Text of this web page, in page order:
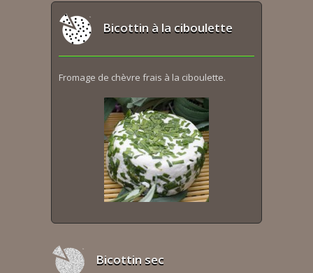
Bicottin à la ciboulette
Fromage de chèvre frais à la ciboulette.
Bicottin sec